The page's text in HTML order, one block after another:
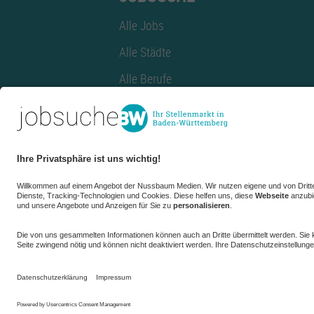
Alle Jobs
Alle Städte
Alle Berufe
Alle Berufe nach Stadt
Alle Tätigkeitsbereiche
Alle Tätigkeitsbereiche nach Stadt
azubiBW.de
Minijobs
Firmenprofil
de.jobble.org